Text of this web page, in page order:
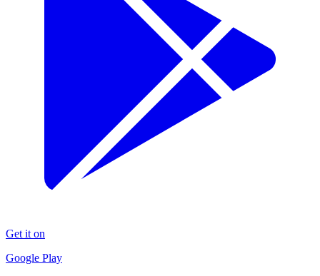
Get it on
Google Play